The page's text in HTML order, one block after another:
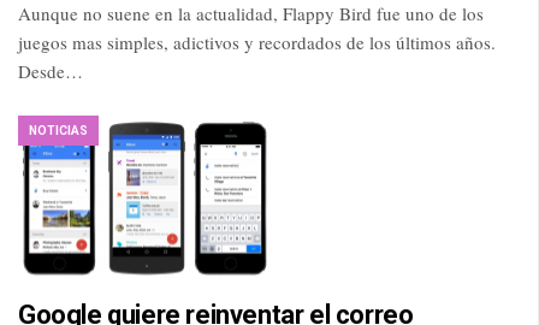
Aunque no suene en la actualidad, Flappy Bird fue uno de los
juegos mas simples, adictivos y recordados de los últimos años.
Desde…
NOTICIAS
Google quiere reinventar el correo